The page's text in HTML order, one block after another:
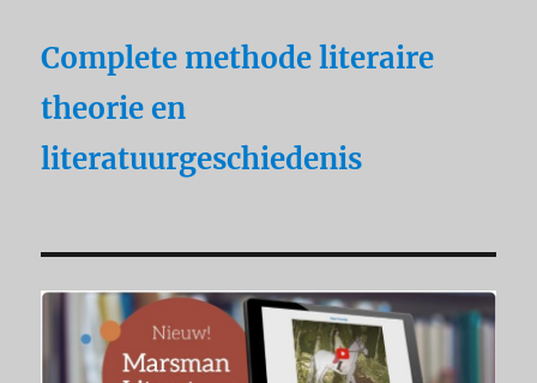
Complete methode literaire
theorie en
literatuurgeschiedenis